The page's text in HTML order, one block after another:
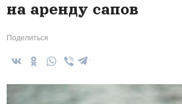
на аренду сапов
Поделиться